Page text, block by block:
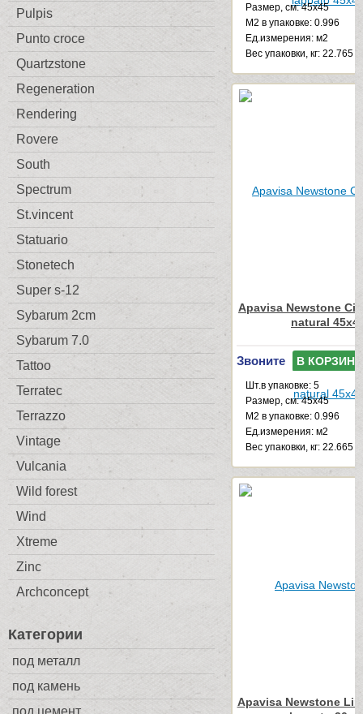
Pulpis
Punto croce
Quartzstone
Regeneration
Rendering
Rovere
South
Spectrum
St.vincent
Statuario
Stonetech
Super s-12
Sybarum 2cm
Sybarum 7.0
Tattoo
Terratec
Terrazzo
Vintage
Vulcania
Wild forest
Wind
Xtreme
Zinc
Archconcept
Категории
под металл
под камень
под цемент
Размер, см: 45x45
М2 в упаковке: 0.996
Ед.измерения: м2
Веc упаковки, кг: 22.765
Apavisa Newstone
natural
Звоните В КОРЗИНУ
Шт.в упаковке: 5
Размер, см: 45x45
М2 в упаковке: 0.996
Ед.измерения: м2
Веc упаковки, кг: 22.665
Apavisa Newstone